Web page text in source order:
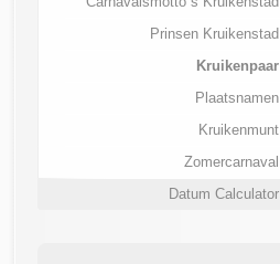
Prinsen Kruikenstad
Kruikenpaar
Plaatsnamen
Kruikenmunt
Zomercarnaval
Datum Calculator